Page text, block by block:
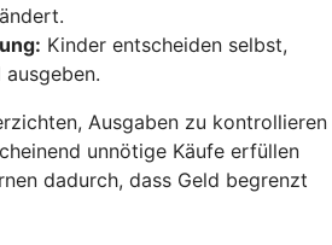
Kinder entscheiden selbst,
Ausgaben zu kontrollieren
unnötige Käufe erfüllen
dadurch, dass Geld begrenzt